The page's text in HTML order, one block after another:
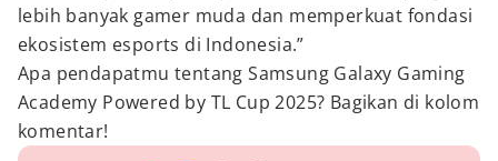
lebih banyak gamer muda dan memperkuat fondasi
ekosistem esports di Indonesia.”
Apa pendapatmu tentang Samsung Galaxy Gaming
Academy Powered by TL Cup 2025? Bagikan di kolom
komentar!